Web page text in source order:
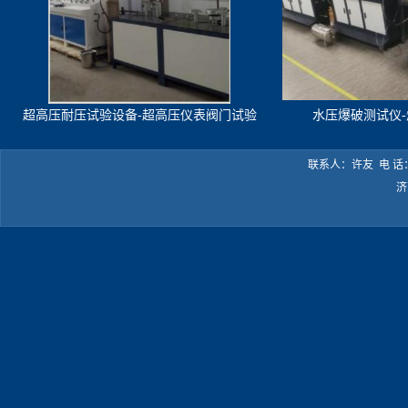
超高压耐压试验设备-超高压仪表阀门试验
水压爆破测试仪
联系人：许友 电 话